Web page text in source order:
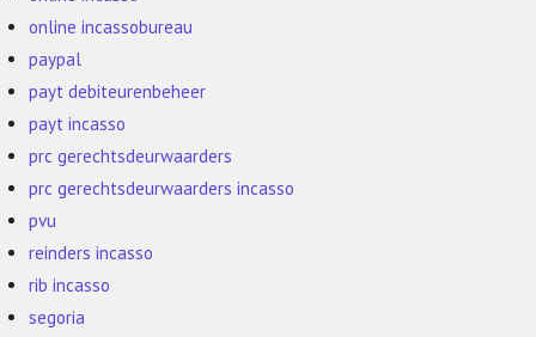
online incassobureau
paypal
payt debiteurenbeheer
payt incasso
prc gerechtsdeurwaarders
prc gerechtsdeurwaarders incasso
pvu
reinders incasso
rib incasso
segoria